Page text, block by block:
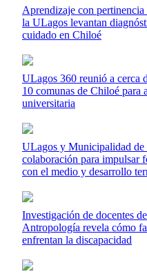
Aprendizaje con
la ULagos levantan
cuidado en Chiloé
ULagos 360 reunió a cerca
10 comunas de Chiloé para
universitaria
ULagos y Municipalidad de
colaboración para impulsar
con el medio y desarrollo
Investigación de docentes
Antropología revela cómo
enfrentan la discapacidad